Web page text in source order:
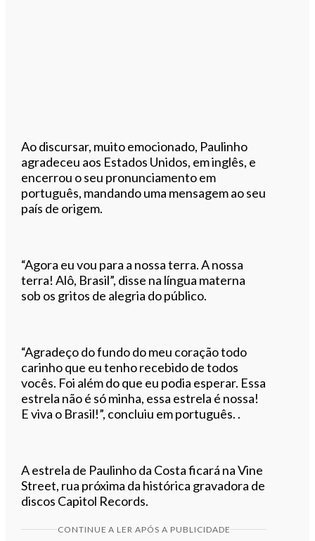
Ao discursar, muito emocionado, Paulinho
agradeceu aos Estados Unidos, em inglês, e
encerrou o seu pronunciamento em
português, mandando uma mensagem ao seu
país de origem.
“Agora eu vou para a nossa terra. A nossa
terra! Alô, Brasil”, disse na língua materna
sob os gritos de alegria do público.
“Agradeço do fundo do meu coração todo
carinho que eu tenho recebido de todos
vocês. Foi além do que eu podia esperar. Essa
estrela não é só minha, essa estrela é nossa!
E viva o Brasil!”, concluiu em português. .
A estrela de Paulinho da Costa ficará na Vine
Street, rua próxima da histórica gravadora de
discos Capitol Records.
CONTINUE A LER APÓS A PUBLICIDADE